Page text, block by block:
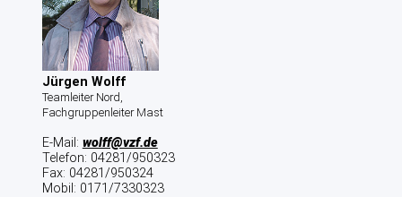
Jürgen Wolff
Teamleiter Nord,
Fachgruppenleiter Mast
E-Mail: wolff@vzf.de
Telefon: 04281/950323
Fax: 04281/950324
Mobil: 0171/7330323